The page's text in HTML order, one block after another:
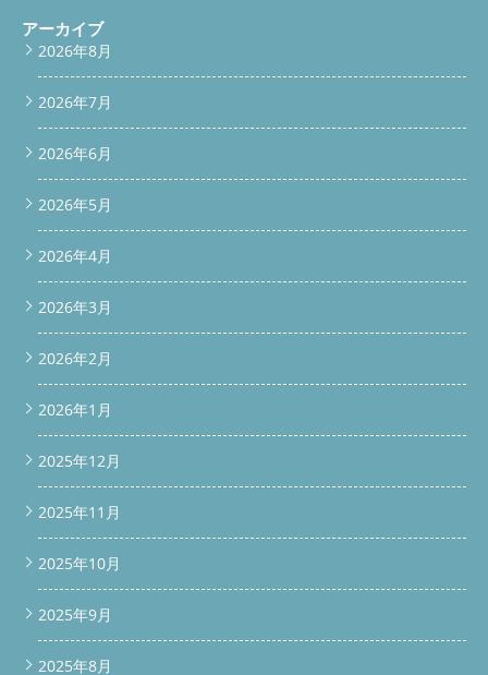
アーカイブ
2026年8月
2026年7月
2026年6月
2026年5月
2026年4月
2026年3月
2026年2月
2026年1月
2025年12月
2025年11月
2025年10月
2025年9月
2025年8月